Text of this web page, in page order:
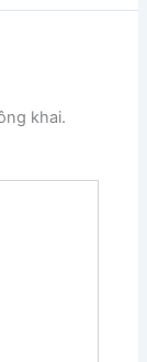
khai.